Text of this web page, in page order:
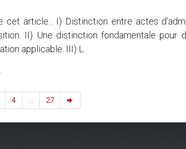
cet article... I) Distinction entre actes
II) Une distinction fondamentale pour
applicable. III) L
4 ... 27